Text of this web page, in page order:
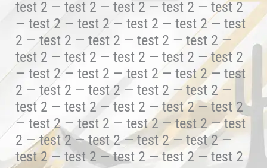
test 2 — test 2 — test 2 — test 2 — test 2
— test 2 — test 2 — test 2 — test 2 — test
2 — test 2 — test 2 — test 2 — test 2 —
test 2 — test 2 — test 2 — test 2 — test 2
— test 2 — test 2 — test 2 — test 2 — test
2 — test 2 — test 2 — test 2 — test 2 —
test 2 — test 2 — test 2 — test 2 — test 2
— test 2 — test 2 — test 2 — test 2 — test
2 — test 2 — test 2 — test 2 — test 2 —
test 2 — test 2 — test 2 — test 2 — test 2